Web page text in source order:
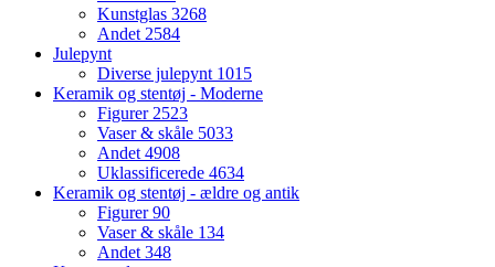
Kunstglas 3268
Andet 2584
Julepynt
Diverse julepynt 1015
Keramik og stentøj - Moderne
Figurer 2523
Vaser & skåle 5033
Andet 4908
Uklassificerede 4634
Keramik og stentøj - ældre og antik
Figurer90
Vaser & skåle 134
Andet 348